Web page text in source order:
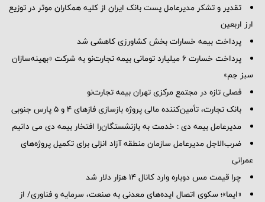
تقدیر و تشکر مدیرعامل پست بانک ایران از کلیه همکاران موثر در توزیع
ارز اربعین
پرداخت بیمه خسارات بخش کشاورزی کاهشی شد
پرداخت خسارت ۶ میلیارد تومانی بیمه تجارت‌نو به شرکت «بهینه‌سازان
سبز جم»
فصلی تازه در مجتمع مرکزی تهران بیمه تجارت‌نو
بانک تجارت، تأمین‌کننده مالی پروژه بازسازی فازهای ۴ و ۵ پارس جنوبی
مدیرعامل بیمه دی : خدمت به بازنشستگان‌را افتخار بیمه دی می دانیم
ضرب‌الاجل مدیرعامل سازمان منطقه آزاد انزلی برای تكمیل پروژه‌های
عمرانی
چرا قیمت مس دوباره وارد کانال ۱۴ هزار دلار شد
«ایما»؛ سکوی اتصال ایده‌های معدنی به صنعت، سرمایه و فناوری/ از